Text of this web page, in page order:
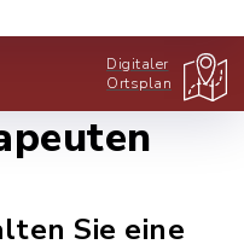
Digitaler
Ortsplan
Sie eine